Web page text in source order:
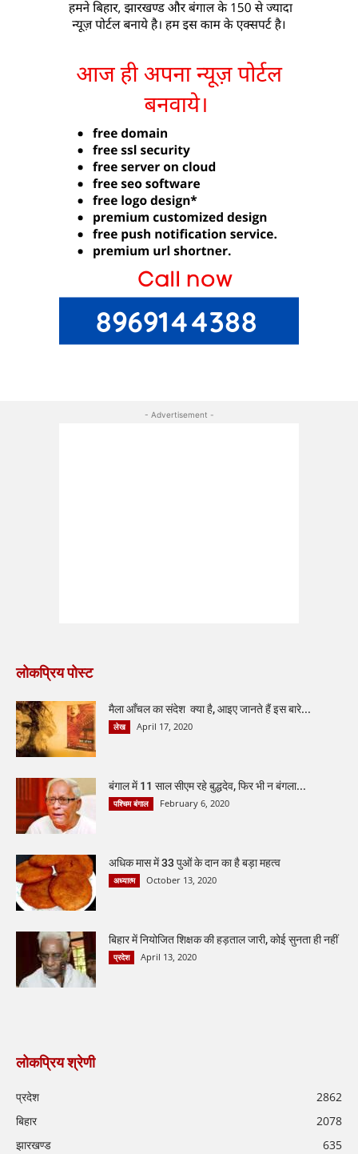
- Advertisement -
लोकप्रिय पोस्ट
मैला आँचल का संदेश क्या है, आइए जानते हैं इस बारे...
लेख April 17, 2020
बंगाल में 11 साल सीएम रहे बुद्धदेव, फिर भी न बंगला...
पश्चिम बंगाल February 6, 2020
अधिक मास में 33 पुओं के दान का है बड़ा महत्व
अध्यात्म October 13, 2020
बिहार में नियोजित शिक्षक की हड़ताल जारी, कोई सुनता ही नहीं
प्रदेश April 13, 2020
लोकप्रिय श्रेणी
प्रदेश
2862
बिहार
2078
झारखण्ड
635